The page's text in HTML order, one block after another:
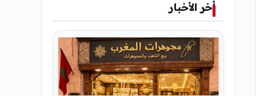
أخر الأخبار